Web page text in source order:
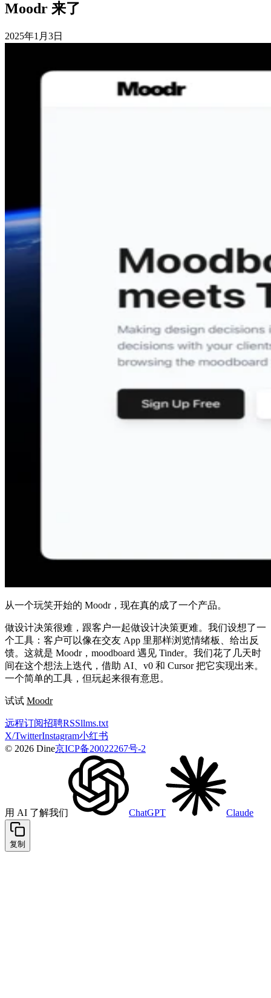
Moodr 来了
2025年1月3日
从一个玩笑开始的 Moodr，现在真的成了一个产品。
做设计决策很难，跟客户一起做设计决策更难。我们设想了一
个工具：客户可以像在交友 App 里那样浏览情绪板、给出反
馈。这就是 Moodr，moodboard 遇见 Tinder。我们花了几天时
间在这个想法上迭代，借助 AI、v0 和 Cursor 把它实现出来。
一个简单的工具，但玩起来很有意思。
试试 Moodr
远程订阅招聘RSSllms.txt
X/TwitterInstagram小红书
© 2026 Dine京ICP备20022267号-2
用 AI 了解我们 ChatGPT Claude
复制